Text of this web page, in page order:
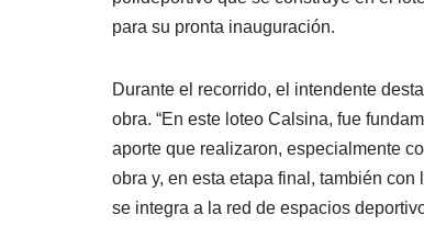
para su pronta inauguración.
Durante el recorrido, el intendente
obra. “En este loteo Calsina, fue
aporte que realizaron, especialmente
obra y, en esta etapa final, también
se integra a la red de espacios